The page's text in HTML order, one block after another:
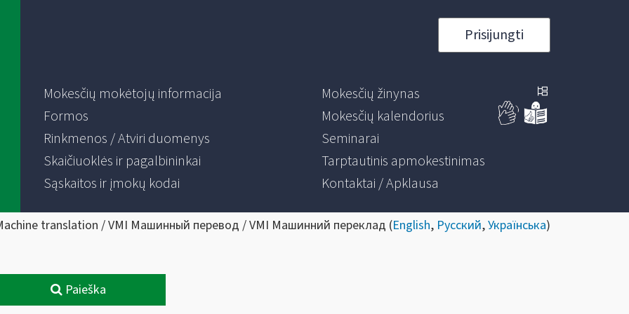
Prisijungti
Mokesčių mokėtojų informacija
Formos
Rinkmenos / Atviri duomenys
Skaičiuoklės ir pagalbininkai
Sąskaitos ir įmokų kodai
Mokesčių žinynas
Mokesčių kalendorius
Seminarai
Tarptautinis apmokestinimas
Kontaktai / Apklausa
translation / VMI Машинный перевод / VMI Машинний переклад (English, Русский,Українська)
Paieška